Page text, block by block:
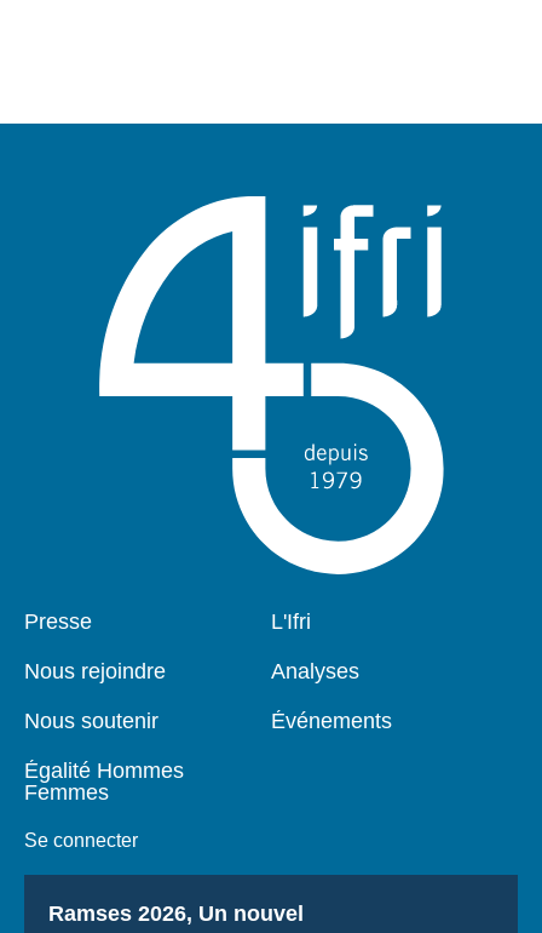
Pied
Presse
Nous rejoindre
Nous soutenir
Égalité Hommes
Femmes
Se connecter
Navigation
L'Ifri
Analyses
Événements
Titre
Ramses 2026, Un nouvel